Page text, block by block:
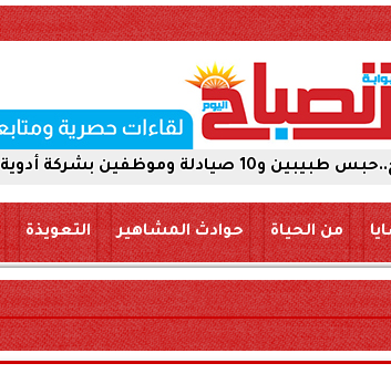
من الحياة حوادث المشاهير التعويذة